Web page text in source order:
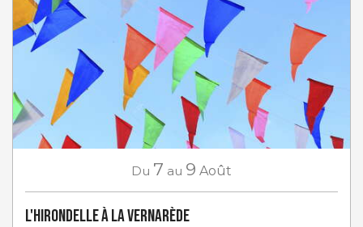
Du 7 au 9 Août
L'Hirondelle à La Vernarède